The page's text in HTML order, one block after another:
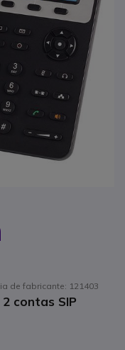
de fabricante: 121403
contas SIP